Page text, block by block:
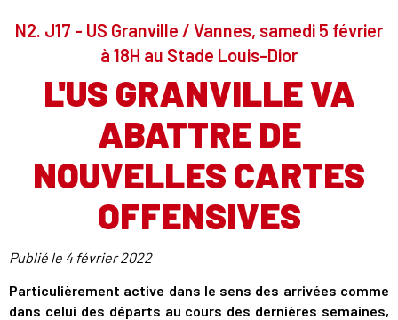
N2. J17 - US Granville / Vannes, samedi 5 février
à 18H au Stade Louis-Dior
L'US GRANVILLE VA
ABATTRE DE
NOUVELLES CARTES
OFFENSIVES
Publié le 4 février 2022
Particulièrement active dans le sens des arrivées comme
dans celui des départs au cours des dernières semaines,